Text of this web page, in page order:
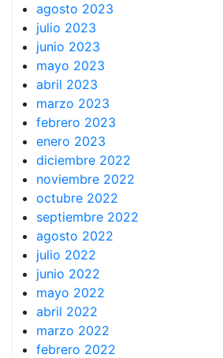
agosto 2023
julio 2023
junio 2023
mayo 2023
abril 2023
marzo 2023
febrero 2023
enero 2023
diciembre 2022
noviembre 2022
octubre 2022
septiembre 2022
agosto 2022
julio 2022
junio 2022
mayo 2022
abril 2022
marzo 2022
febrero 2022